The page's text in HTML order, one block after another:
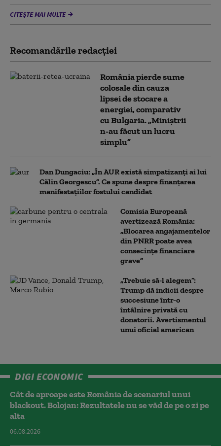
CITEȘTE MAI MULTE
Recomandările redacţiei
România pierde sume
colosale din cauza
lipsei de stocare a
energiei, comparativ
cu Bulgaria. „Miniștrii
n-au făcut un lucru
simplu”
Dan Dungaciu: „În AUR există simpatizanți ai lui
Călin Georgescu”. Ce spune despre finanțarea
manifestațiilor fostului candidat
Comisia Europeană
avertizează România:
„Blocarea angajamentelor
din PNRR poate avea
consecințe financiare
grave”
„Trebuie să-l alegem”:
Trump dă indicii despre
succesiune într-o
întâlnire privată cu
donatorii. Avertismentul
unui oficial american
DIGI ECONOMIC
Cât de aproape este România de scenariul unui
blackout. Bolojan: Rezultatele nu se văd de pe o zi pe
alta
06.08.2026